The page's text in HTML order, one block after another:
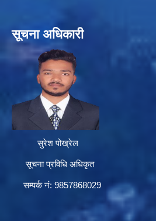
सूचना अधिकारी
सुरेश पोख्रेल
सूचना प्रविधि अधिकृत
सम्पर्क नं: 9857868029